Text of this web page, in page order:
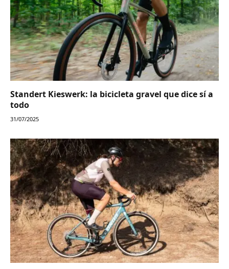
Standert Kieswerk: la bicicleta gravel que dice sí a
todo
31/07/2025